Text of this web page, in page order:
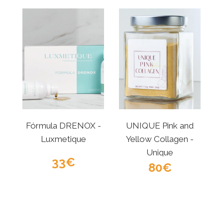
Fórmula DRENOX -
Luxmetique
33
UNIQUE Pink and
Yellow Collagen -
Unique
80